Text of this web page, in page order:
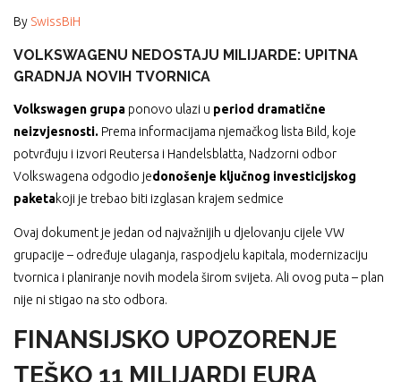
By SwissBiH
VOLKSWAGENU NEDOSTAJU MILIJARDE: UPITNA
GRADNJA NOVIH TVORNICA
Volkswagen grupa ponovo ulazi u period dramatične
neizvjesnosti. Prema informacijama njemačkog lista Bild, koje
potvrđuju i izvori Reutersa i Handelsblatta, Nadzorni odbor
Volkswagena odgodio jedonošenje ključnog investicijskog
paketakoji je trebao biti izglasan krajem sedmice
Ovaj dokument je jedan od najvažnijih u djelovanju cijele VW
grupacije – određuje ulaganja, raspodjelu kapitala, modernizaciju
tvornica i planiranje novih modela širom svijeta. Ali ovog puta – plan
nije ni stigao na sto odbora.
FINANSIJSKO UPOZORENJE
TEŠKO 11 MILIJARDI EURA